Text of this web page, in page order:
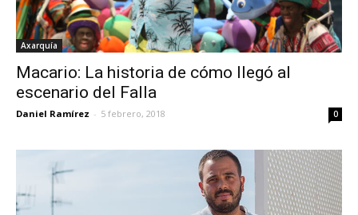
Axarquía
Macario: La historia de cómo llegó al
escenario del Falla
Daniel Ramírez - 5 febrero, 2018 0